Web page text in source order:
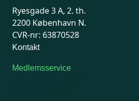
Ryesgade 3 A, 2. th.
2200 København N.
CVR-nr: 63870528
Kontakt
Medlemsservice